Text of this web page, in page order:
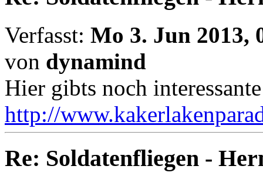
Verfasst: Mo 3. Jun 2013,
von dynamind
Hier gibts noch
http://
Re: Soldatenfliegen -